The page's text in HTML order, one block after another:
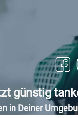
günstig
in Deiner